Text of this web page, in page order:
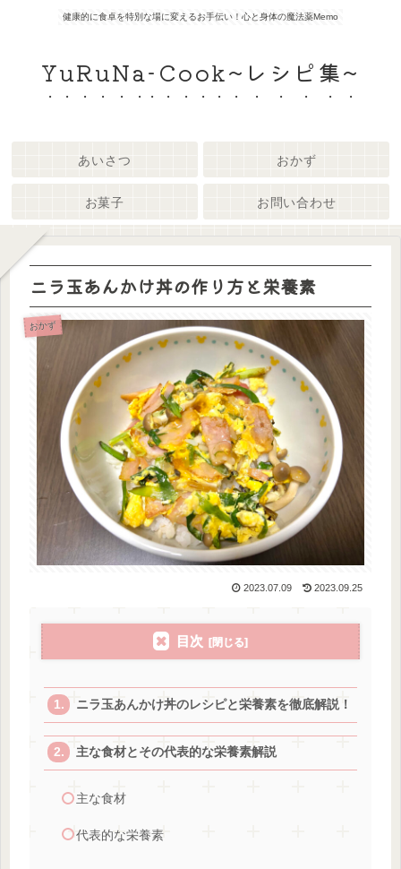
健康的に食卓を特別な場に変えるお手伝い！心と身体の魔法薬Memo
YuRuNa-Cook~レシピ集~
あいさつ おかず
お菓子 お問い合わせ
ニラ玉あんかけ丼の作り方と栄養素
おかず
2023.07.09 2023.09.25
目次
ニラ玉あんかけ丼のレシピと栄養素を徹底解説！
主な食材とその代表的な栄養素解説
主な食材
代表的な栄養素